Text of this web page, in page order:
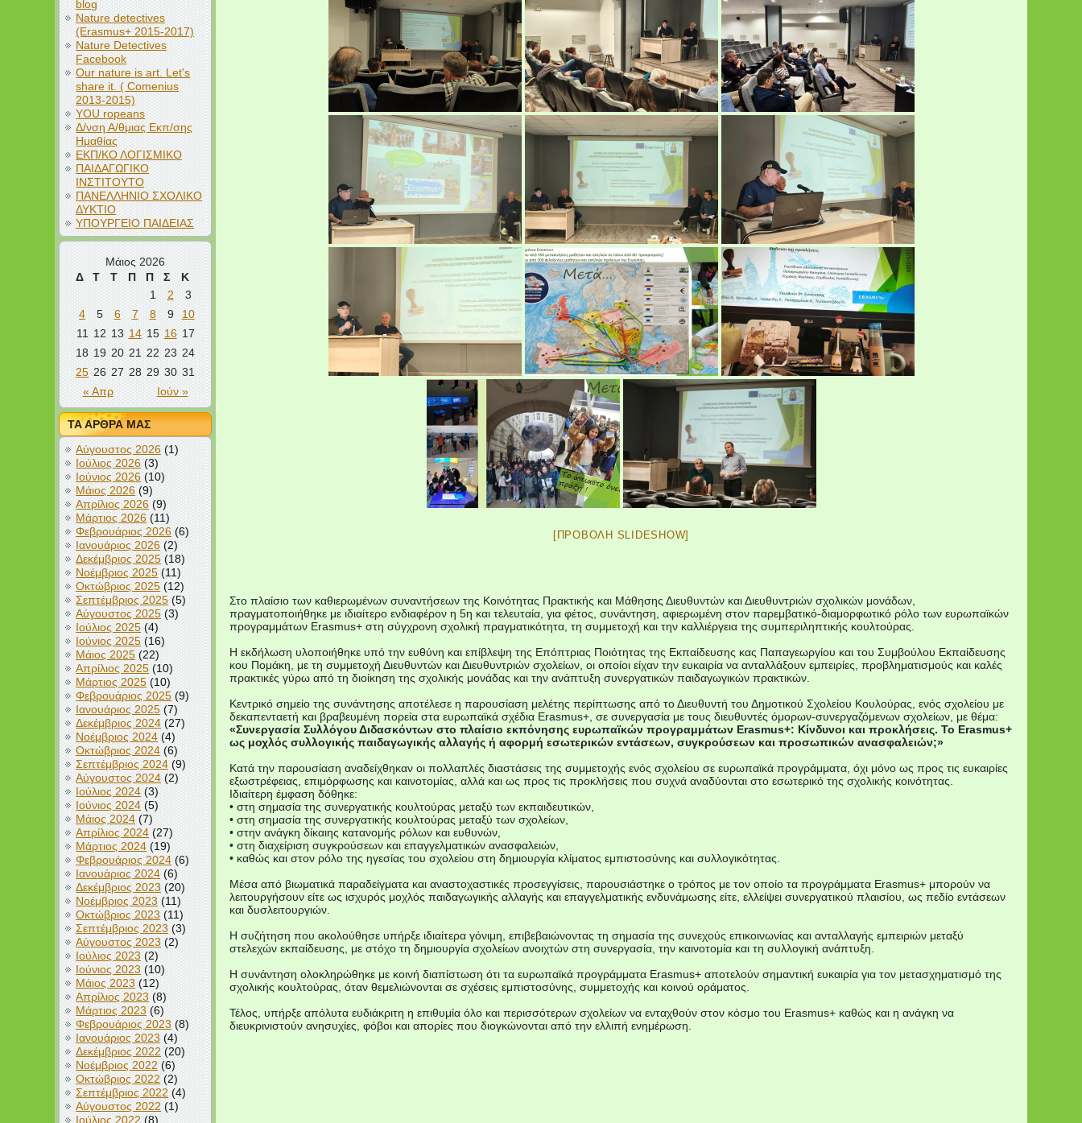
blog
Nature detectives
(Erasmus+ 2015-2017)
Nature Detectives
Facebook
Our nature is art. Let's
share it. ( Comenius
2013-2015)
YOU ropeans
Δ/νση Α/θμιας Εκπ/σης
Ημαθίας
ΕΚΠ/ΚΟ ΛΟΓΙΣΜΙΚΟ
ΠΑΙΔΑΓΩΓΙΚΟ
ΙΝΣΤΙΤΟΥΤΟ
ΠΑΝΕΛΛΗΝΙΟ ΣΧΟΛΙΚΟ
ΔΥΚΤΙΟ
ΥΠΟΥΡΓΕΙΟ ΠΑΙΔΕΙΑΣ
Μάιος 2026
Δ
Τ Τ Π Π Σ Κ
« Απρ Ιούν »
1 2
3
4
5 6 7 8 9
10
11
12 13 14 15 16 17
18 19 20 21 22 23 24
25 26 27 28 29 30 31
ΤΑ ΑΡΘΡΑ ΜΑΣ
Αύγουστος 2026 (1)
Ιούλιος 2026 (3)
Ιούνιος 2026 (10)
Μάιος 2026 (9)
Απρίλιος 2026 (9)
Μάρτιος 2026 (11)
Φεβρουάριος 2026 (6)
Ιανουάριος 2026 (2)
Δεκέμβριος 2025 (18)
Νοέμβριος 2025 (11)
Οκτώβριος 2025 (12)
Σεπτέμβριος 2025 (5)
Αύγουστος 2025 (3)
Ιούλιος 2025 (4)
Ιούνιος 2025 (16)
Μάιος 2025 (22)
Απρίλιος 2025 (10)
Μάρτιος 2025 (10)
Φεβρουάριος 2025 (9)
Ιανουάριος 2025 (7)
Δεκέμβριος 2024 (27)
Νοέμβριος 2024 (4)
Οκτώβριος 2024 (6)
Σεπτέμβριος 2024 (9)
Αύγουστος 2024 (2)
Ιούλιος 2024 (3)
Ιούνιος 2024 (5)
Μάιος 2024 (7)
Απρίλιος 2024 (27)
Μάρτιος 2024 (19)
Φεβρουάριος 2024 (6)
Ιανουάριος 2024 (6)
Δεκέμβριος 2023 (20)
Νοέμβριος 2023 (11)
Οκτώβριος 2023 (11)
Σεπτέμβριος 2023 (3)
Αύγουστος 2023 (2)
Ιούλιος 2023 (2)
Ιούνιος 2023 (10)
Μάιος 2023 (12)
Απρίλιος 2023 (8)
Μάρτιος 2023 (6)
Φεβρουάριος 2023 (8)
Ιανουάριος 2023 (4)
Δεκέμβριος 2022 (20)
Νοέμβριος 2022 (6)
Οκτώβριος 2022 (2)
Σεπτέμβριος 2022 (4)
Αύγουστος 2022 (1)
Ιούλιος 2022 (8)
[ΠΡΟΒΟΛΉ SLIDESHOW]
Στο πλαίσιο των καθιερωμένων συναντήσεων της Κοινότητας Πρακτικής και Μάθησης Διευθυντών και Διευθυντριών σχολικών μονάδων,
πραγματοποιήθηκε με ιδιαίτερο ενδιαφέρον η 5η και τελευταία, για φέτος, συνάντηση, αφιερωμένη στον παρεμβατικό-διαμορφωτικό ρόλο των ευρωπαϊκών
προγραμμάτων Erasmus+ στη σύγχρονη σχολική πραγματικότητα, τη συμμετοχή και την καλλιέργεια της συμπεριληπτικής κουλτούρας.
Η εκδήλωση υλοποιήθηκε υπό την ευθύνη και επίβλεψη της Επόπτριας Ποιότητας της Εκπαίδευσης κας Παπαγεωργίου και του Συμβούλου Εκπαίδευσης
κου Πομάκη, με τη συμμετοχή Διευθυντών και Διευθυντριών σχολείων, οι οποίοι είχαν την ευκαιρία να ανταλλάξουν εμπειρίες, προβληματισμούς και καλές
πρακτικές γύρω από τη διοίκηση της σχολικής μονάδας και την ανάπτυξη συνεργατικών παιδαγωγικών πρακτικών.
Κεντρικό σημείο της συνάντησης αποτέλεσε η παρουσίαση μελέτης περίπτωσης από το Διευθυντή του Δημοτικού Σχολείου Κουλούρας, ενός σχολείου με
δεκαπενταετή και βραβευμένη πορεία στα ευρωπαϊκά σχέδια Erasmus+, σε συνεργασία με τους διευθυντές όμορων-συνεργαζόμενων σχολείων, με θέμα:
«Συνεργασία Συλλόγου Διδασκόντων στο πλαίσιο εκπόνησης ευρωπαϊκών προγραμμάτων Erasmus+: Κίνδυνοι και προκλήσεις. Το Erasmus+
ως μοχλός συλλογικής παιδαγωγικής αλλαγής ή αφορμή εσωτερικών εντάσεων, συγκρούσεων και προσωπικών ανασφαλειών;»
Κατά την παρουσίαση αναδείχθηκαν οι πολλαπλές διαστάσεις της συμμετοχής ενός σχολείου σε ευρωπαϊκά προγράμματα, όχι μόνο ως προς τις ευκαιρίες
εξωστρέφειας, επιμόρφωσης και καινοτομίας, αλλά και ως προς τις προκλήσεις που συχνά αναδύονται στο εσωτερικό της σχολικής κοινότητας.
Ιδιαίτερη έμφαση δόθηκε:
• στη σημασία της συνεργατικής κουλτούρας μεταξύ των εκπαιδευτικών,
• στη σημασία της συνεργατικής κουλτούρας μεταξύ των σχολείων,
• στην ανάγκη δίκαιης κατανομής ρόλων και ευθυνών,
• στη διαχείριση συγκρούσεων και επαγγελματικών ανασφαλειών,
• καθώς και στον ρόλο της ηγεσίας του σχολείου στη δημιουργία κλίματος εμπιστοσύνης και συλλογικότητας.
Μέσα από βιωματικά παραδείγματα και αναστοχαστικές προσεγγίσεις, παρουσιάστηκε ο τρόπος με τον οποίο τα προγράμματα Erasmus+ μπορούν να
λειτουργήσουν είτε ως ισχυρός μοχλός παιδαγωγικής αλλαγής και επαγγελματικής ενδυνάμωσης είτε, ελλείψει συνεργατικού πλαισίου, ως πεδίο εντάσεων
και δυσλειτουργιών.
Η συζήτηση που ακολούθησε υπήρξε ιδιαίτερα γόνιμη, επιβεβαιώνοντας τη σημασία της συνεχούς επικοινωνίας και ανταλλαγής εμπειριών μεταξύ
στελεχών εκπαίδευσης, με στόχο τη δημιουργία σχολείων ανοιχτών στη συνεργασία, την καινοτομία και τη συλλογική ανάπτυξη.
Η συνάντηση ολοκληρώθηκε με κοινή διαπίστωση ότι τα ευρωπαϊκά προγράμματα Erasmus+ αποτελούν σημαντική ευκαιρία για τον μετασχηματισμό της
σχολικής κουλτούρας, όταν θεμελιώνονται σε σχέσεις εμπιστοσύνης, συμμετοχής και κοινού οράματος.
Τέλος, υπήρξε απόλυτα ευδιάκριτη η επιθυμία όλο και περισσότερων σχολείων να ενταχθούν στον κόσμο του Erasmus+ καθώς και η ανάγκη να
διευκρινιστούν ανησυχίες, φόβοι και απορίες που διογκώνονται από την ελλιπή ενημέρωση.